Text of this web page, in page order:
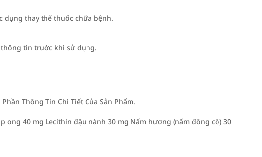
dụng thay thế thuốc chữa bệnh.
tin trước khi sử dụng.
Thông Tin Chi Tiết Của Sản Phẩm.
ong 40 mg Lecithin đậu nành 30 mg Nấm hương (nấm đông cô) 30